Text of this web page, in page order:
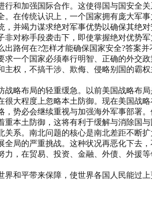
和加强国际合作。这使得国与国安全
在传统认识上，一个国家拥有庞大军
并竭力谋求绝对军事优势以确保其绝
对称手段袭击下，即使掌握绝对优势
路何在?怎样才能确保国家安全?答案
一个国家必须奉行明智、正确的外交
权，不搞干涉、欺侮、侵略别国的霸
略布局的轻重缓急。以前美国战略布
大程度上忽略本土防御。现在美国战
势必会继续重视与加强海外军事部署
本土防御，这将有利于缓解与消除国
关系。南北问题的核心是南北差距不
局的严重挑战。这种状况再恶化下去
，在贸易、投资、金融、外债、外援
和平带来保障，使世界各国人民能过上